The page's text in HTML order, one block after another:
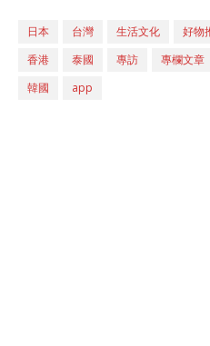
日本 台灣 生活文化 好物
香港
泰國 專訪 專欄文章
韓國
app